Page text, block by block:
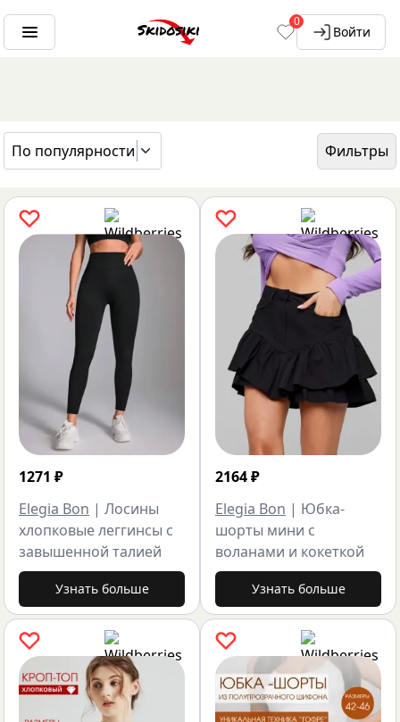
0
Войти
По популярности
Фильтры
ГЛАВНАЯ
БРЕНДЫ
1271 ₽
Elegia Bon | Лосины
хлопковые леггинсы с
завышенной талией
Узнать больше
2164₽
Elegia Bon | Юбка-
шорты мини с
воланами и кокеткой
Узнать больше